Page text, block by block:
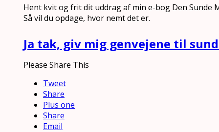
Hent kvit og frit dit uddrag af min e-bog Den Sunde
Så vil du opdage, hvor nemt det er.
Ja tak, giv mig genvejene til
Please Share This
Tweet
Share
Plus one
Share
Email